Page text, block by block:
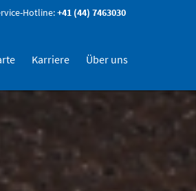
Hotline:+41 (44) 7463030
Karriere Über uns